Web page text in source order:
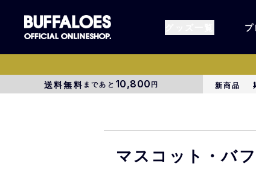
すべてのグッズ オー
タオル各種 アパ
送料無料まであと 10,800円 新商品
マスコット・バ